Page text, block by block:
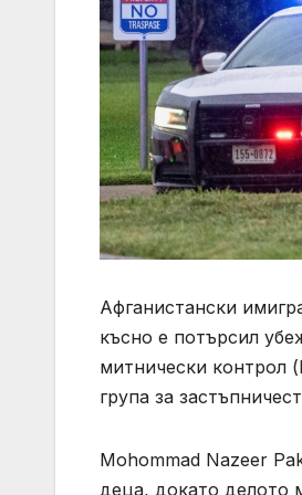
Афганистански
късно е потърсил
митнически контрол
група за
Mohommad Nazeer
деца, докато делото